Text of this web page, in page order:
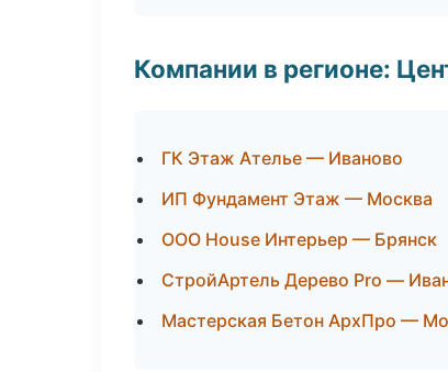
Компании в регионе:
ГК Этаж Ателье — Иваново
ИП Фундамент Этаж — Москва
ООО House Интерьер — Брянск
СтройАртель Дерево Pro —
Мастерская Бетон АрхПро —